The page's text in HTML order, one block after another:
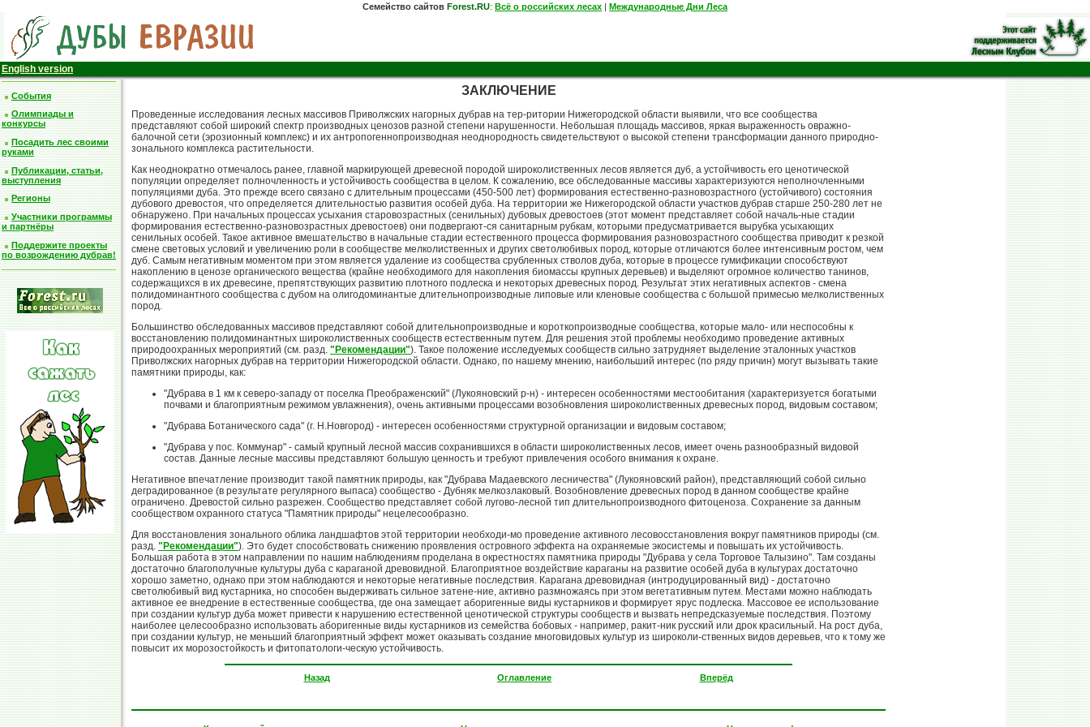
Семейство сайтов Forest.RU: Всё о российских лесах | Международные Дни Леса
English version
События
Олимпиады и
конкурсы
Посадить лес своими
руками
Публикации, статьи,
выступления
Регионы
Участники программы
и партнёры
Поддержите проекты
по возрождению дубрав!
ЗАКЛЮЧЕНИЕ
Проведенные исследования лесных массивов Приволжских нагорных дубрав на тер-ритории Нижегородской области выявили, что все сообщества
представляют собой широкий спектр производных ценозов разной степени нарушенности. Небольшая площадь массивов, яркая выраженность овражно-
балочной сети (эрозионный комплекс) и их антропогеннопроизводная неоднородность свидетельствуют о высокой степени трансформации данного природно-
зонального комплекса растительности.
Как неоднократно отмечалось ранее, главной маркирующей древесной породой широколиственных лесов является дуб, а устойчивость его ценотической
популяции определяет полночленность и устойчивость сообщества в целом. К сожалению, все обследованные массивы характеризуются неполночленными
популяциями дуба. Это прежде всего связано с длительным процессами (450-500 лет) формирования естественно-разновозрастного (устойчивого) состояния
дубового древостоя, что определяется длительностью развития особей дуба. На территории же Нижегородской области участков дубрав старше 250-280 лет не
обнаружено. При начальных процессах усыхания старовозрастных (сенильных) дубовых древостоев (этот момент представляет собой началь-ные стадии
формирования естественно-разновозрастных древостоев) они подвергают-ся санитарным рубкам, которыми предусматривается вырубка усыхающих
сенильных особей. Такое активное вмешательство в начальные стадии естественного процесса формирования разновозрастного сообщества приводит к резкой
смене световых условий и увеличению роли в сообществе мелколиственных и других светолюбивых пород, которые отличаются более интенсивным ростом, чем
дуб. Самым негативным моментом при этом является удаление из сообщества срубленных стволов дуба, которые в процессе гумификации способствуют
накоплению в ценозе органического вещества (крайне необходимого для накопления биомассы крупных деревьев) и выделяют огромное количество танинов,
содержащихся в их древесине, препятствующих развитию плотного подлеска и некоторых древесных пород. Результат этих негативных аспектов - смена
полидоминантного сообщества с дубом на олигодоминантые длительнопроизводные липовые или кленовые сообщества с большой примесью мелколиственных
пород.
Большинство обследованных массивов представляют собой длительнопроизводные и короткопроизводные сообщества, которые мало- или неспособны к
восстановлению полидоминантных широколиственных сообществ естественным путем. Для решения этой проблемы необходимо проведение активных
природоохранных мероприятий (см. разд. "Рекомендации"). Такое положение исследуемых сообществ сильно затрудняет выделение эталонных участков
Приволжских нагорных дубрав на территории Нижегородской области. Однако, по нашему мнению, наибольший интерес (по ряду причин) могут вызывать такие
памятники природы, как:
"Дубрава в 1 км к северо-западу от поселка Преображенский" (Лукояновский р-н) - интересен особенностями местообитания (характеризуется богатыми
почвами и благоприятным режимом увлажнения), очень активными процессами возобновления широколиственных древесных пород, видовым составом;
"Дубрава Ботанического сада" (г. Н.Новгород) - интересен особенностями структурной организации и видовым составом;
"Дубрава у пос. Коммунар" - самый крупный лесной массив сохранившихся в области широколиственных лесов, имеет очень разнообразный видовой
состав. Данные лесные массивы представляют большую ценность и требуют привлечения особого внимания к охране.
Негативное впечатление производит такой памятник природы, как "Дубрава Мадаевского лесничества" (Лукояновский район), представляющий собой сильно
деградированное (в результате регулярного выпаса) сообщество - Дубняк мелкозлаковый. Возобновление древесных пород в данном сообществе крайне
ограничено. Древостой сильно разрежен. Сообщество представляет собой лугово-лесной тип длительнопроизводного фитоценоза. Сохранение за данным
сообществом охранного статуса "Памятник природы" нецелесообразно.
Для восстановления зонального облика ландшафтов этой территории необходи-мо проведение активного лесовосстановления вокруг памятников природы (см.
разд. "Рекомендации"). Это будет способствовать снижению проявления островного эффекта на охраняемые экосистемы и повышать их устойчивость.
Большая работа в этом направлении по нашим наблюдениям проделана в окрестностях памятника природы "Дубрава у села Торговое Талызино". Там созданы
достаточно благополучные культуры дуба с караганой древовидной. Благоприятное воздействие караганы на развитие особей дуба в культурах достаточно
хорошо заметно, однако при этом наблюдаются и некоторые негативные последствия. Карагана древовидная (интродуцированный вид) - достаточно
светолюбивый вид кустарника, но способен выдерживать сильное затене-ние, активно размножаясь при этом вегетативным путем. Местами можно наблюдать
активное ее внедрение в естественные сообщества, где она замещает аборигенные виды кустарников и формирует ярус подлеска. Массовое ее использование
при создании культур дуба может привести к нарушению естественной ценотической структуры сообществ и вызвать непредсказуемые последствия. Поэтому
наиболее целесообразно использовать аборигенные виды кустарников из семейства бобовых - например, ракит-ник русский или дрок красильный. На рост дуба,
при создании культур, не меньший благоприятный эффект может оказывать создание многовидовых культур из широколи-ственных видов деревьев, что к тому же
повысит их морозостойкость и фитопатологи-ческую устойчивость.
Назад Оглавление Вперёд